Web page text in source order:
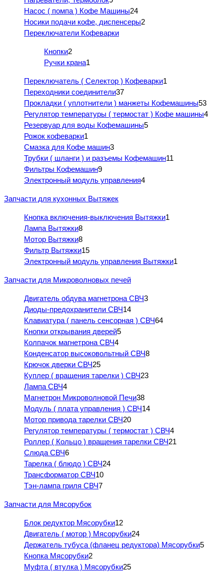
Насос ( помпа ) Кофе Машины24
Носики подачи кофе, диспенсеры2
Переключатели Кофеварки
Кнопки2
Ручки крана1
Переключатель ( Селектор ) Кофеварки1
Переходники соединители37
Прокладки ( уплотнители ) манжеты Кофемашины53
Регулятор температуры ( термостат ) Кофе машины4
Резервуар для воды Кофемашины5
Рожок кофеварки1
Смазка для Кофе машин3
Трубки ( шланги ) и разъемы Кофемашин11
Фильтры Кофемашин9
Электронный модуль управления4
Запчасти для кухонных Вытяжек
Кнопка включения-выключения Вытяжки1
Лампа Вытяжки8
Мотор Вытяжки8
Фильтр Вытяжки15
Электронный модуль управления Вытяжки1
Запчасти для Микроволновых печей
Двигатель обдува магнетрона СВЧ3
Диоды-предохранители СВЧ14
Клавиатура ( панель сенсорная ) СВЧ64
Кнопки открывания дверей5
Колпачок магнетрона СВЧ4
Конденсатор высоковольтный СВЧ8
Крючок дверки СВЧ25
Куплер ( вращения тарелки ) СВЧ23
Лампа СВЧ4
Магнетрон Микроволновой Печи38
Модуль ( плата управления ) СВЧ14
Мотор привода тарелки СВЧ20
Регулятор температуры ( термостат ) СВЧ4
Роллер ( Кольцо ) вращения тарелки СВЧ21
Слюда СВЧ6
Тарелка ( блюдо ) СВЧ24
Трансформатор СВЧ10
Тэн-лампа гриля СВЧ7
Запчасти для Мясорубок
Блок редуктор Мясорубки12
Двигатель ( мотор ) Мясорубки24
Держатель тубуса (фланец редуктора) Мясорубки5
Кнопка Мясорубки2
Муфта ( втулка ) Мясорубки25